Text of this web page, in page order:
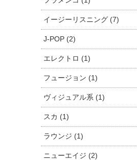
イージーリスニング (7)
J-POP (2)
エレクトロ (1)
フュージョン (1)
ヴィジュアル系 (1)
スカ (1)
ラウンジ (1)
ニューエイジ (2)